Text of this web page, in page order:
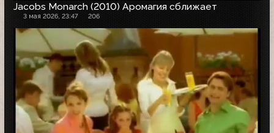
Jacobs Monarch (2010) Аромагия сближает
3 мая 2026, 23:47 206